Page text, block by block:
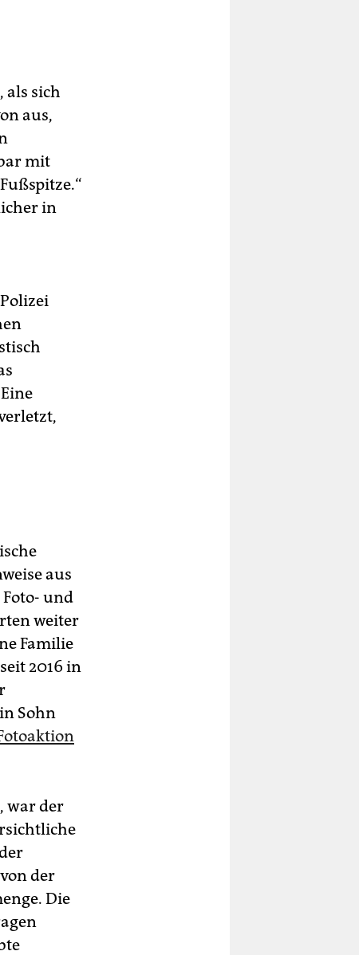
als sich
aus,
mit
in
aus
und
weiter
Familie
2016 in
Sohn
war der
der
Die